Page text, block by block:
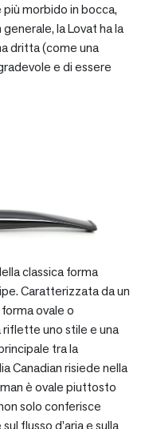
morbido in bocca,
la Lovat ha la
dritta (come una
e di essere
classica forma
Caratterizzata da un
ovale o
uno stile e una
tra la
Canadian risiede nella
è ovale piuttosto
solo conferisce
flusso d’aria e sulla